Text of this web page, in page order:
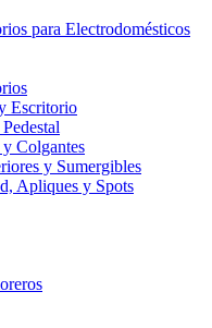
para Electrodomésticos
Escritorio
Colgantes
y Sumergibles
Apliques y Spots